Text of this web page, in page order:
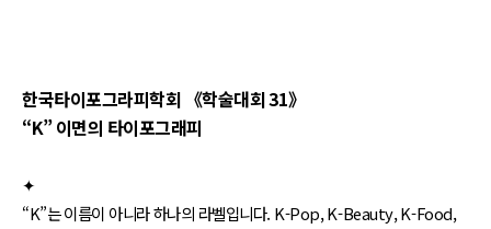
한국타이포그라피학회 《학술대회 31》
“K” 이면의 타이포그래피
✦
“K”는 이름이 아니라 하나의 라벨입니다. K-Pop, K-Beauty, K-Food,